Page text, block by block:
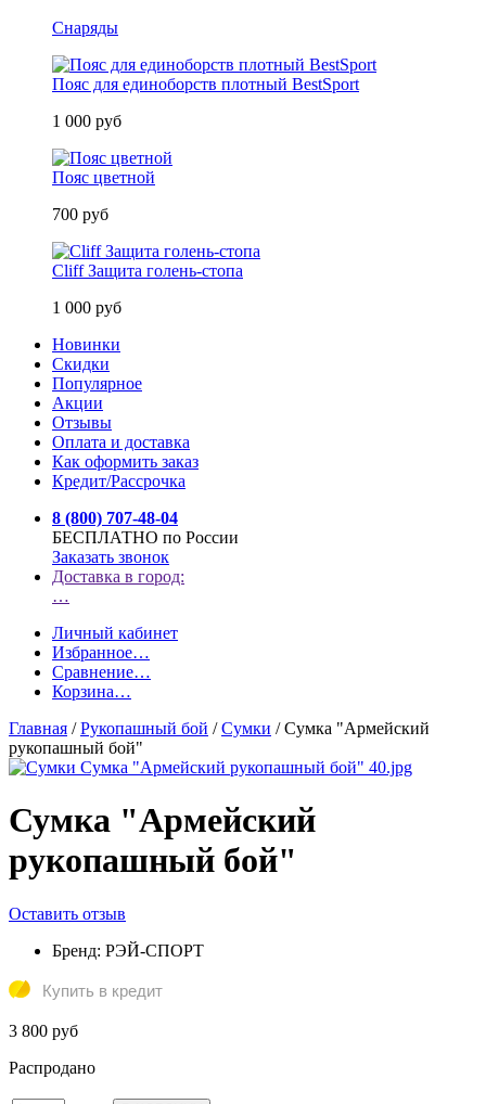
Снаряды
Пояс для единоборств плотный BestSport
1 000 руб
Пояс цветной
700 руб
Cliff Защита голень-стопа
1 000 руб
Новинки
Скидки
Популярное
Акции
Отзывы
Оплата и доставка
Как оформить заказ
Кредит/Рассрочка
8 (800) 707-48-04
БЕСПЛАТНО по России
Заказать звонок
Доставка в город:
…
Личный кабинет
Избранное…
Сравнение…
Корзина…
Главная /Рукопашный бой /Сумки /Сумка "Армейский
рукопашный бой"
Сумка "Армейский
рукопашный бой"
Оставить отзыв
Бренд: РЭЙ-СПОРТ
Купить в кредит
3 800 руб
Распродано